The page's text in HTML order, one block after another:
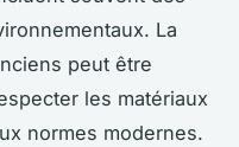
La
peut être
les matériaux
normes modernes.